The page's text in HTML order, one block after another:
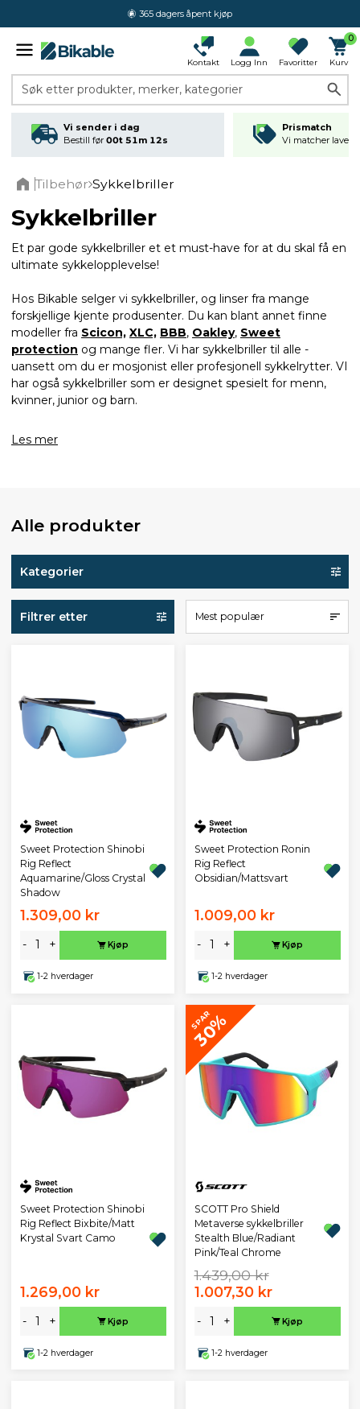
4.4 av 5.0
Kontakt Logg Inn Favoritter
0
Kurv
Søk etter produkter, merker, kategorier
Vi sender i dag
Bestill før 00t 51m 11s
Prismatch
Vi matcher
Tilbehør Sykkelbriller
Sykkelbriller
Et par gode sykkelbriller et et must-have for at du skal få en
ultimate sykkelopplevelse!
Hos Bikable selger vi sykkelbriller, og linser fra mange
forskjellige kjente produsenter. Du kan blant annet finne
modeller fra Scicon, XLC, BBB, Oakley, Sweet
protection og mange fler. Vi har sykkelbriller til alle -
uansett om du er mosjonist eller profesjonell sykkelrytter. VI
har også sykkelbriller som er designet spesielt for menn,
kvinner, junior og barn.
Les mer
Alle produkter
Kategorier
Filtrer etter Mest populær
Sweet Protection Shinobi
Rig Reflect
Aquamarine/Gloss Crystal
Shadow
1.309,00 kr
- + Kjøp
1-2 hverdager
Sweet Protection Ronin
Rig Reflect
Obsidian/Mattsvart
1.009,00 kr
- + Kjøp
1-2 hverdager
Sweet Protection Shinobi
Rig Reflect Bixbite/Matt
Krystal Svart Camo
1.269,00 kr
- + Kjøp
1-2 hverdager
SPAR
30%
SCOTT Pro Shield
Metaverse sykkelbriller
Stealth Blue/Radiant
Pink/Teal Chrome
1.439,00 kr
1.007,30 kr
- + Kjøp
1-2 hverdager